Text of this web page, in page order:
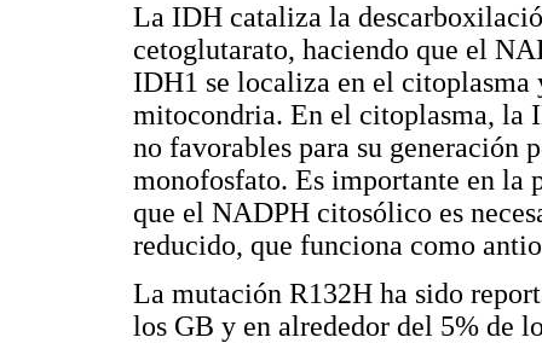
La IDH cataliza la
cetoglutarato, haciendo que el
IDH1 se localiza en el citoplasma
mitocondria. En el citoplasma, la
no favorables para su generación
monofosfato. Es importante en la
que el NADPH citosólico es
reducido, que funciona como
La mutación R132H ha sido
los GB y en alrededor del 5% de